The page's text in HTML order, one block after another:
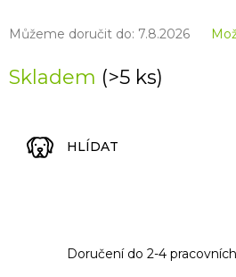
Skladem (>5 ks)
Můžeme doručit do: 7.8.2026
HLÍDAT
Doručení do 2-4